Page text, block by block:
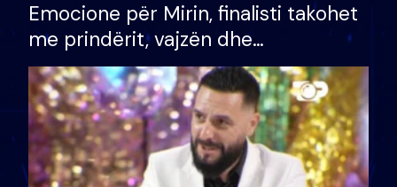
Emocione për Mirin, finalisti takohet
me prindërit, vajzën dhe
bashkëshorten: S’kemi ndonjë letër
divorci apo jo?